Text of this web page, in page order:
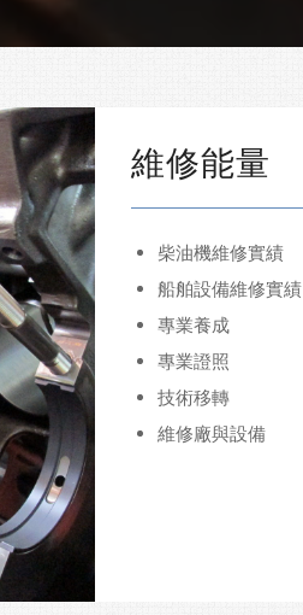
維修能量
柴油機維修實績
船舶設備維修實績
專業養成
專業證照
技術移轉
維修廠與設備